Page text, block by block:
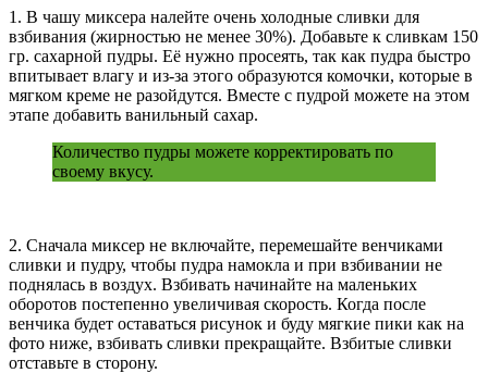
1. В чашу миксера налейте очень холодные сливки для
взбивания (жирностью не менее 30%). Добавьте к сливкам 150
гр. сахарной пудры. Её нужно просеять, так как пудра быстро
впитывает влагу и из-за этого образуются комочки, которые в
мягком креме не разойдутся. Вместе с пудрой можете на этом
этапе добавить ванильный сахар.
Количество пудры можете корректировать по
своему вкусу.
2. Сначала миксер не включайте, перемешайте венчиками
сливки и пудру, чтобы пудра намокла и при взбивании не
поднялась в воздух. Взбивать начинайте на маленьких
оборотов постепенно увеличивая скорость. Когда после
венчика будет оставаться рисунок и буду мягкие пики как на
фото ниже, взбивать сливки прекращайте. Взбитые сливки
отставьте в сторону.